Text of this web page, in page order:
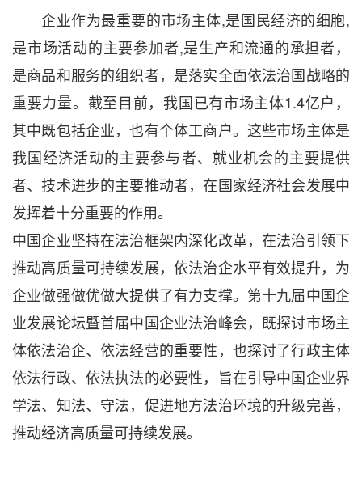
企业作为最重要的市场主体,是国民经济的细胞,
是市场活动的主要参加者,是生产和流通的承担者，
是商品和服务的组织者，是落实全面依法治国战略的
重要力量。截至目前，我国已有市场主体1.4亿户，
其中既包括企业，也有个体工商户。这些市场主体是
我国经济活动的主要参与者、就业机会的主要提供
者、技术进步的主要推动者，在国家经济社会发展中
发挥着十分重要的作用。
中国企业坚持在法治框架内深化改革，在法治引领下
推动高质量可持续发展，依法治企水平有效提升，为
企业做强做优做大提供了有力支撑。第十九届中国企
业发展论坛暨首届中国企业法治峰会，既探讨市场主
体依法治企、依法经营的重要性，也探讨了行政主体
依法行政、依法执法的必要性，旨在引导中国企业界
学法、知法、守法，促进地方法治环境的升级完善，
推动经济高质量可持续发展。